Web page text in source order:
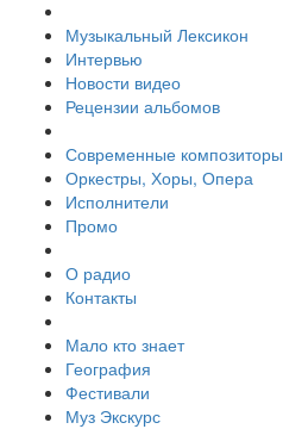
Музыкальный Лексикон
Интервью
Новости видео
Рецензии альбомов
Современные композиторы
Оркестры, Хоры, Опера
Исполнители
Промо
О радио
Контакты
Мало кто знает
География
Фестивали
Муз Экскурс